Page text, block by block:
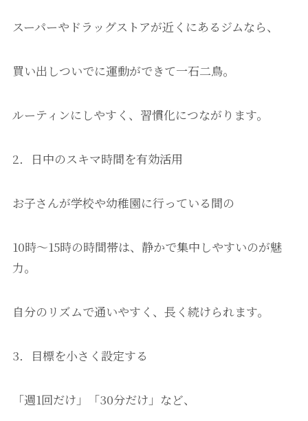
スーパーやドラッグストアが近くにあるジムなら、
買い出しついでに運動ができて一石二鳥。
ルーティンにしやすく、習慣化につながります。
2．日中のスキマ時間を有効活用
お子さんが学校や幼稚園に行っている間の
10時〜15時の時間帯は、静かで集中しやすいのが魅
力。
自分のリズムで通いやすく、長く続けられます。
3．目標を小さく設定する
「週1回だけ」「30分だけ」など、